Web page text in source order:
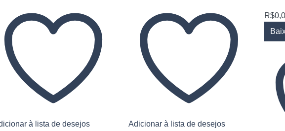
à lista de desejos
Adicionar à lista de desejos
R$